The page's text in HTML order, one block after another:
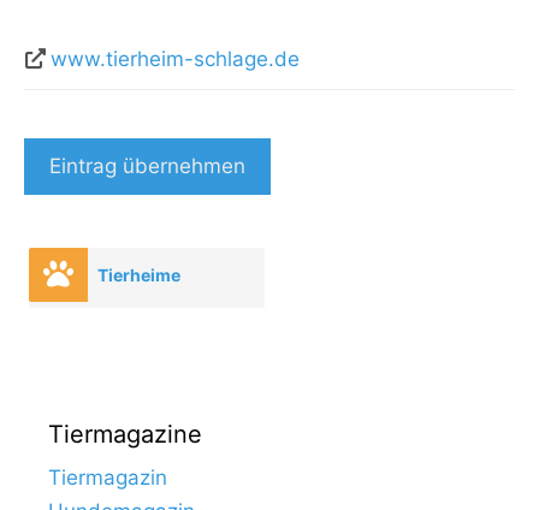
www.tierheim-schlage.de
Eintrag übernehmen
Tierheime
Tiermagazine
Tiermagazin